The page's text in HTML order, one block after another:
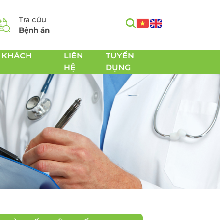
Tra cứu
Bệnh án
Tầm soát Ung thư toàn
diện
Tầm soát Ung thư tiêu
hóa
Tầm soát Ung thư
tuyến giáp
Tầm soát Ung thư Phổi
KHÁCH
LIÊN
HỆ
TUYỂN
DỤNG